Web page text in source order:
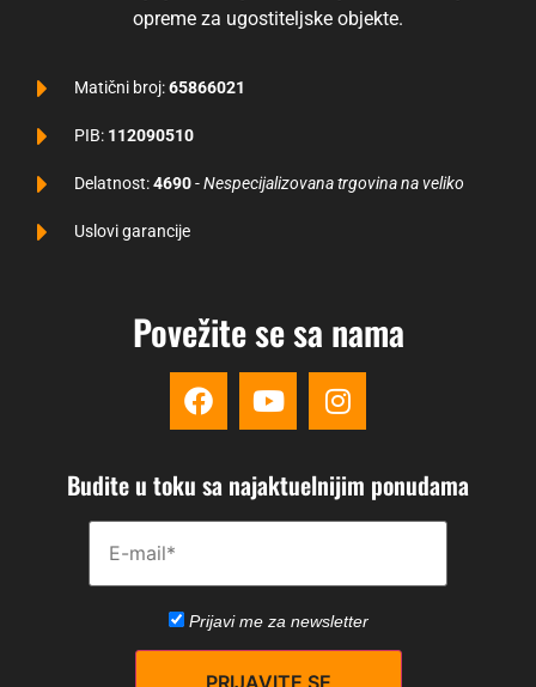
opreme za ugostiteljske objekte.
Matični broj:65866021
PIB: 112090510
Delatnost:4690-Nespecijalizovana trgovina na veliko
Uslovi garancije
Povežite se sa nama
Budite u toku sa najaktuelnijim ponudama
Please disregard this field.
Prijavi me za newsletter